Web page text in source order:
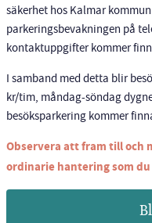
säkerhet hos Kalmar
parkeringsbevakningen på
kontaktuppgifter kommer
I samband med detta blir
kr/tim, måndag-söndag
besöksparkering kommer
Observera att fram till och
ordinarie hantering som du